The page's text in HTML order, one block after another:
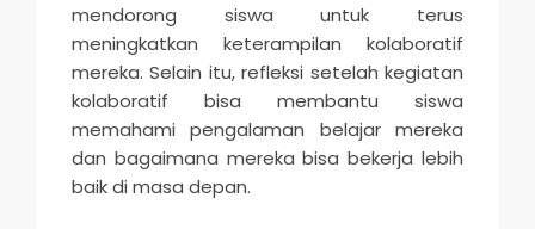
mendorong siswa untuk terus
meningkatkan keterampilan kolaboratif
mereka. Selain itu, refleksi setelah kegiatan
kolaboratif bisa membantu siswa
memahami pengalaman belajar mereka
dan bagaimana mereka bisa bekerja lebih
baik di masa depan.